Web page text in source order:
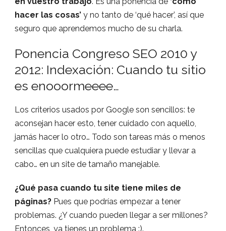
hacer las cosas’ y no tanto de ‘qué hacer’, así que
seguro que aprendemos mucho de su charla.
Ponencia Congreso SEO 2010 y
2012: Indexación: Cuando tu sitio
es enooormeeee…
Los criterios usados por Google son sencillos: te
aconsejan hacer esto, tener cuidado con aquello,
jamás hacer lo otro… Todo son tareas más o menos
sencillas que cualquiera puede estudiar y llevar a
cabo… en un site de tamaño manejable.
¿Qué pasa cuando tu site tiene miles de
páginas? Pues que podrías empezar a tener
problemas. ¿Y cuando pueden llegar a ser millones?
Entonces, ya tienes un problema :).